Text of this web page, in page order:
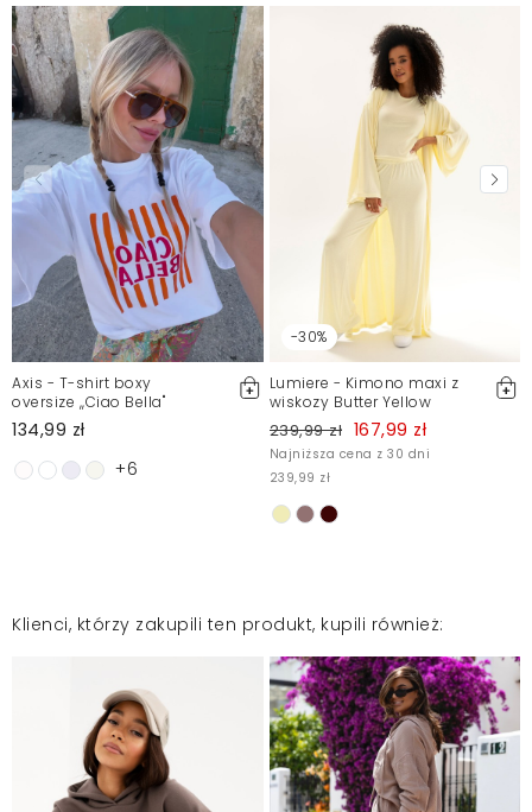
Mosquito zamieszcza wyłącznie zweryfikowane opinie
Klientów. Po moderacji publikujemy zarówno pozytywne, jak i
negatywne opinie. Więcej informacji znajdziesz w naszym
Regulaminie.
Zgłoś nielegalną treść
Axis - T-shirt boxy
oversize ,,Ciao Bella"
134,99 zł
+6
-30%
Lumiere - Kimono maxi z
wiskozy Butter Yellow
239,99 zł 167,99 zł
Najniższa cena z 30 dni
239,99 zł
Klienci, którzy zakupili ten produkt, kupili również: